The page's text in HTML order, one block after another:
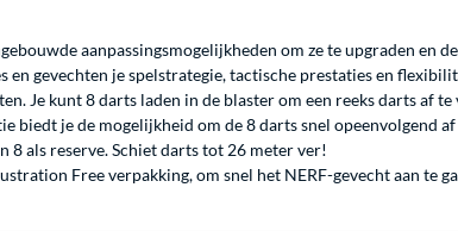
aanpassingsmogelijkheden om ze te upgraden en
en gevechten je spelstrategie, tactische prestaties en
Je kunt 8 darts laden in de blaster om een reeks darts af
biedt je de mogelijkheid om de 8 darts snel opeenvolgend
8 als reserve. Schiet darts tot 26 meter ver!
Free verpakking, om snel het NERF-gevecht aan te